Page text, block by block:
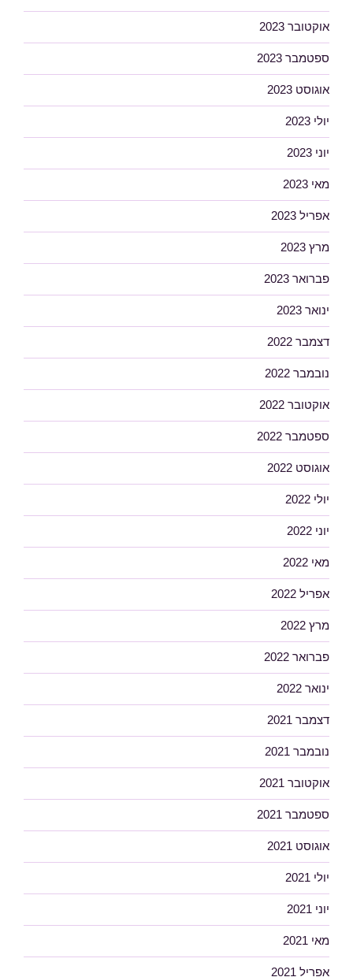
אוקטובר 2023
ספטמבר 2023
אוגוסט 2023
יולי 2023
יוני 2023
מאי 2023
אפריל 2023
מרץ 2023
פברואר 2023
ינואר 2023
דצמבר 2022
נובמבר 2022
אוקטובר 2022
ספטמבר 2022
אוגוסט 2022
יולי 2022
יוני 2022
מאי 2022
אפריל 2022
מרץ 2022
פברואר 2022
ינואר 2022
דצמבר 2021
נובמבר 2021
אוקטובר 2021
ספטמבר 2021
אוגוסט 2021
יולי 2021
יוני 2021
מאי 2021
אפריל 2021